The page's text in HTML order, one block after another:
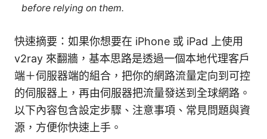
before relying on them.
快速摘要：如果你想要在 iPhone 或 iPad 上使用
v2ray 來翻牆，基本思路是透過一個本地代理客戶
端＋伺服器端的組合，把你的網路流量定向到可控
的伺服器上，再由伺服器把流量發送到全球網路。
以下內容包含設定步驟、注意事項、常見問題與資
源，方便你快速上手。